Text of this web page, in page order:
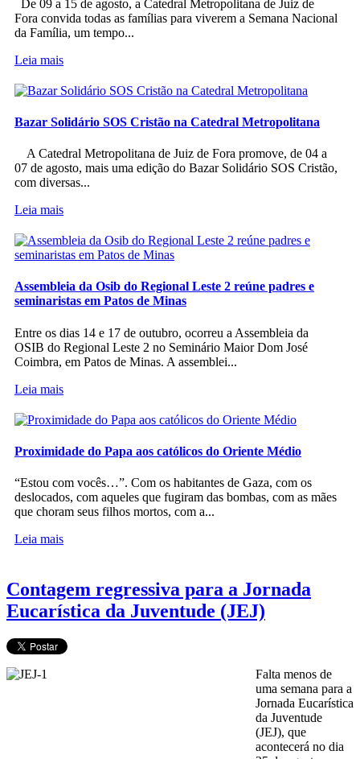
De 09 a 15 de agosto, a Catedral Metropolitana de Juiz de
Fora convida todas as famílias para viverem a Semana Nacional
da Família, um tempo...
Leia mais
Bazar Solidário SOS Cristão na Catedral Metropolitana
A Catedral Metropolitana de Juiz de Fora promove, de 04 a
07 de agosto, mais uma edição do Bazar Solidário SOS Cristão,
com diversas...
Leia mais
Assembleia da Osib do Regional Leste 2 reúne padres e
seminaristas em Patos de Minas
Entre os dias 14 e 17 de outubro, ocorreu a Assembleia da
OSIB do Regional Leste 2 no Seminário Maior Dom José
Coimbra, em Patos de Minas. A assemblei...
Leia mais
Proximidade do Papa aos católicos do Oriente Médio
“Estou com vocês…”. Com os habitantes de Gaza, com os
deslocados, com aqueles que fugiram das bombas, com as mães
que choram seus filhos mortos, com a...
Leia mais
Contagem regressiva para a Jornada
Eucarística da Juventude (JEJ)
Falta menos de
uma semana para a
Jornada Eucarística
da Juventude
(JEJ), que
acontecerá no dia